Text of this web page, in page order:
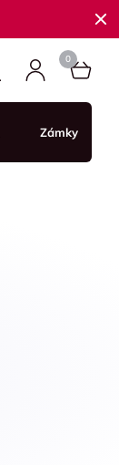
Zámky